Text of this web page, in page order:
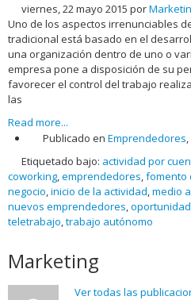
viernes, 22 mayo 2015 por
Uno de los aspectos irrenunciables
tradicional está basado en el
una organización dentro de uno o
empresa pone a disposición de su
favorecer el control del trabajo
las
Read more...
Publicado en Emprendedores
Etiquetado bajo: actividad por
coworking emprendedores fomento
negocio inicio de la actividad medio
nuevos emprendedores
teletrabajo trabajo autónomo
Marketing
Ver todas las